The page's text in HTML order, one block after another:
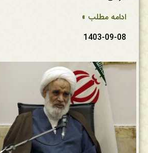
ادامه مطلب »
1403-09-08